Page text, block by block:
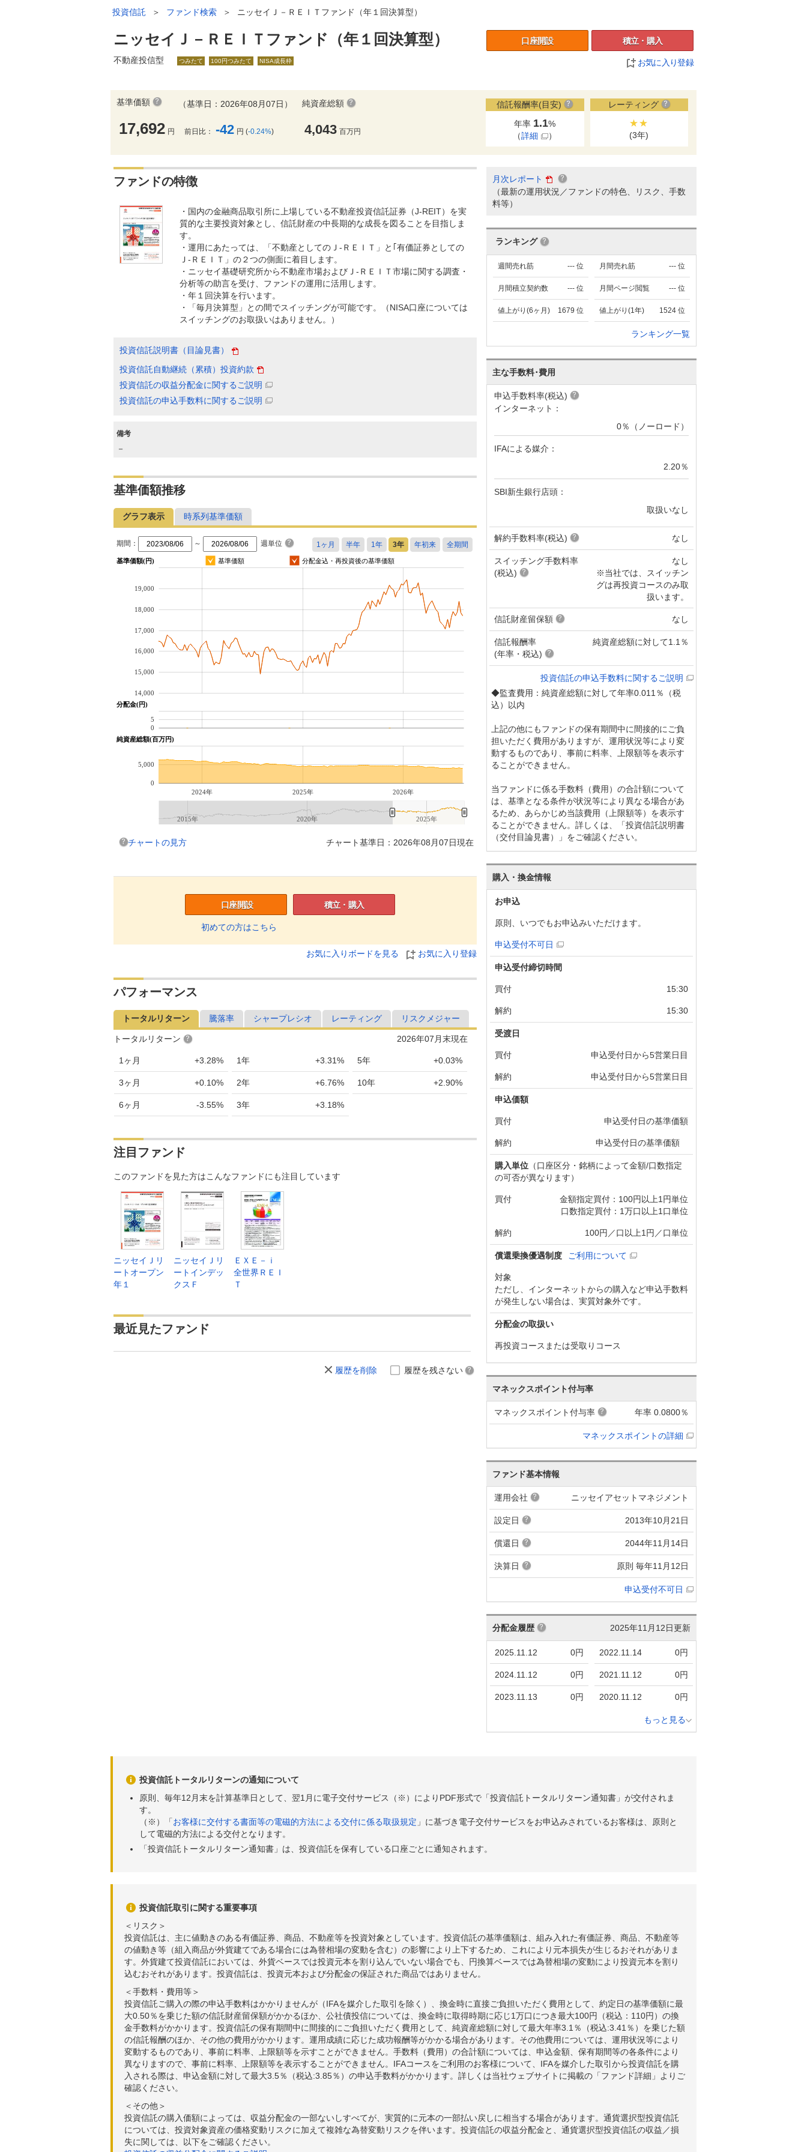
投資信託 ＞ ファンド検索 ＞ ニッセイＪ－ＲＥＩＴファンド（年１回決算型）
ニッセイＪ－ＲＥＩＴファンド（年１回決算型） 口座開設 積立・購入
お気に入り登録
不動産投信型 つみたて 100円つみたて NISA成長枠
基準価額
17,692 円
（基準日：2026年08月07日）
前日比： -42 円 (-0.24%)
純資産総額
4,043 百万円
信託報酬率(目安)
年率 1.1%
（詳細 ）
レーティング
★★
(3年)
ファンドの特徴
・国内の金融商品取引所に上場している不動産投資信託証券（J-REIT）を実
質的な主要投資対象とし、信託財産の中長期的な成長を図ることを目指しま
す。
・運用にあたっては、「不動産としてのＪ-ＲＥＩＴ」と｢有価証券としての
Ｊ-ＲＥＩＴ」の２つの側面に着目します。
・ニッセイ基礎研究所から不動産市場およびＪ-ＲＥＩＴ市場に関する調査・
分析等の助言を受け、ファンドの運用に活用します。
・年１回決算を行います。
・「毎月決算型」との間でスイッチングが可能です。（NISA口座については
スイッチングのお取扱いはありません。）
投資信託説明書（目論見書）
投資信託自動継続（累積）投資約款
投資信託の収益分配金に関するご説明
投資信託の申込手数料に関するご説明
備考
－
基準価額推移
グラフ表示 時系列基準価額
期間： ～ 週単位
基準価額(円) 基準価額 分配金込・再投資後の基準価額
14,000
15,000
16,000
17,000
18,000
19,000
分配金(円)
0
5
純資産総額(百万円)
2024年 2025年 2026年
0
5,000
2015年 2020年 2025年
チャートの見方 チャート基準日：2026年08月07日現在
口座開設
初めての方はこちら
積立・購入
お気に入りボードを見る お気に入り登録
パフォーマンス
トータルリターン 騰落率 シャープレシオ レーティング リスクメジャー
2026年07月末現在
トータルリターン
1ヶ月 +3.28%
3ヶ月 +0.10%
6ヶ月 -3.55%
1年 +3.31%
2年 +6.76%
3年 +3.18%
5年 +0.03%
10年 +2.90%
注目ファンド
このファンドを見た方はこんなファンドにも注目しています
ニッセイＪリ
ートオープン
年１
ニッセイＪリ
ートインデッ
クスＦ
ＥＸＥ－ｉ
全世界ＲＥＩ
Ｔ
最近見たファンド
履歴を削除 履歴を残さない
月次レポート
（最新の運用状況／ファンドの特色、リスク、手数
料等）
ランキング
--- 位
週間売れ筋 --- 位
月間売れ筋
--- 位
月間積立契約数 --- 位
月間ページ閲覧
1679 位
値上がり(6ヶ月) 1524 位
値上がり(1年)
ランキング一覧
主な手数料･費用
申込手数料率(税込)
インターネット：
0％（ノーロード）
IFAによる媒介：
2.20％
SBI新生銀行店頭：
取扱いなし
解約手数料率(税込) なし
スイッチング手数料率
(税込)
なし
※当社では、スイッチン
グは再投資コースのみ取
扱います。
信託財産留保額 なし
信託報酬率
(年率・税込)
純資産総額に対して1.1％
投資信託の申込手数料に関するご説明
◆監査費用：純資産総額に対して年率0.011％（税
込）以内
上記の他にもファンドの保有期間中に間接的にご負
担いただく費用がありますが、運用状況等により変
動するものであり、事前に料率、上限額等を表示す
ることができません。
当ファンドに係る手数料（費用）の合計額について
は、基準となる条件が状況等により異なる場合があ
るため、あらかじめ当該費用（上限額等）を表示す
ることができません。詳しくは、「投資信託説明書
（交付目論見書）」をご確認ください。
購入・換金情報
お申込
原則、いつでもお申込みいただけます。
申込受付不可日
申込受付締切時間
買付 15:30
解約 15:30
受渡日
買付 申込受付日から5営業日目
解約 申込受付日から5営業日目
申込価額
買付 申込受付日の基準価額
解約 申込受付日の基準価額
購入単位 （口座区分・銘柄によって金額/口数指定
の可否が異なります）
買付
金額指定買付：100円以上1円単位
口数指定買付：1万口以上1口単位
解約 100円／口以上1円／口単位
償還乗換優遇制度 ご利用について
対象
ただし、インターネットからの購入など申込手数料
が発生しない場合は、実質対象外です。
分配金の取扱い
再投資コースまたは受取りコース
マネックスポイント付与率
マネックスポイント付与率 年率 0.0800％
マネックスポイントの詳細
ファンド基本情報
運用会社 ニッセイアセットマネジメント
設定日 2013年10月21日
償還日 2044年11月14日
決算日 原則 毎年11月12日
申込受付不可日
2025年11月12日更新
分配金履歴
2025.11.12 0円
2024.11.12 0円
2023.11.13 0円
2022.11.14 0円
2021.11.12 0円
2020.11.12 0円
もっと見る
投資信託トータルリターンの通知について
原則、毎年12月末を計算基準日として、翌1月に電子交付サービス（※）によりPDF形式で「投資信託トータルリターン通知書」が交付されま
す。
（※）「お客様に交付する書面等の電磁的方法による交付に係る取扱規定 」に基づき電子交付サービスをお申込みされているお客様は、原則と
して電磁的方法による交付となります。
「投資信託トータルリターン通知書」は、投資信託を保有している口座ごとに通知されます。
投資信託取引に関する重要事項
＜リスク＞
投資信託は、主に値動きのある有価証券、商品、不動産等を投資対象としています。投資信託の基準価額は、組み入れた有価証券、商品、不動産等
の値動き等（組入商品が外貨建てである場合には為替相場の変動を含む）の影響により上下するため、これにより元本損失が生じるおそれがありま
す。外貨建て投資信託においては、外貨ベースでは投資元本を割り込んでいない場合でも、円換算ベースでは為替相場の変動により投資元本を割り
込むおそれがあります。投資信託は、投資元本および分配金の保証された商品ではありません。
＜手数料・費用等＞
投資信託ご購入の際の申込手数料はかかりませんが（IFAを媒介した取引を除く）、換金時に直接ご負担いただく費用として、約定日の基準価額に最
大0.50％を乗じた額の信託財産留保額がかかるほか、公社債投信については、換金時に取得時期に応じ1万口につき最大100円（税込：110円）の換
金手数料がかかります。投資信託の保有期間中に間接的にご負担いただく費用として、純資産総額に対して最大年率3.1％（税込:3.41％）を乗じた額
の信託報酬のほか、その他の費用がかかります。運用成績に応じた成功報酬等がかかる場合があります。その他費用については、運用状況等により
変動するものであり、事前に料率、上限額等を示すことができません。手数料（費用）の合計額については、申込金額、保有期間等の各条件により
異なりますので、事前に料率、上限額等を表示することができません。IFAコースをご利用のお客様について、IFAを媒介した取引から投資信託を購
入される際は、申込金額に対して最大3.5％（税込:3.85％）の申込手数料がかかります。詳しくは当社ウェブサイトに掲載の「ファンド詳細」よりご
確認ください。
＜その他＞
投資信託の購入価額によっては、収益分配金の一部ないしすべてが、実質的に元本の一部払い戻しに相当する場合があります。通貨選択型投資信託
については、投資対象資産の価格変動リスクに加えて複雑な為替変動リスクを伴います。投資信託の収益分配金と、通貨選択型投資信託の収益／損
失に関しては、以下をご確認ください。